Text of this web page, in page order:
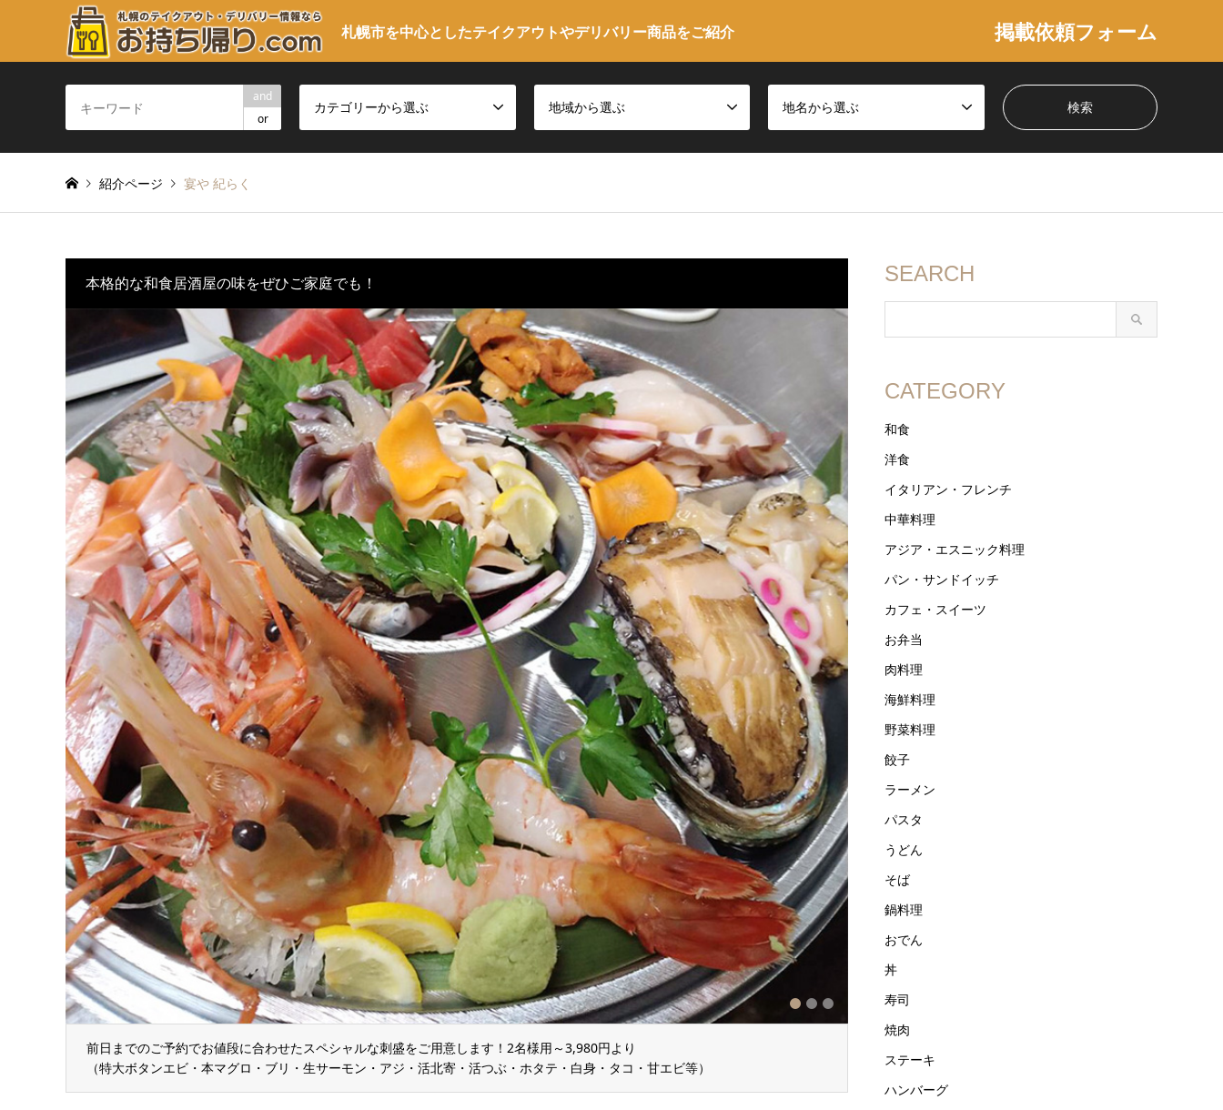
札幌市を中心としたテイクアウトやデリバリー商品をご紹介 掲載依頼フォーム
and
or
カテゴリーから選ぶ 地域から選ぶ 地名から選ぶ
紹介ページ 宴や 紀らく
本格的な和食居酒屋の味をぜひご家庭でも！
前日までのご予約でお値段に合わせたスペシャルな刺盛をご用意します！2名様用～3,980円より
（特大ボタンエビ・本マグロ・ブリ・生サーモン・アジ・活北寄・活つぶ・ホタテ・白身・タコ・甘エビ等）
1 2 3
SEARCH
CATEGORY
和食
洋食
イタリアン・フレンチ
中華料理
アジア・エスニック料理
パン・サンドイッチ
カフェ・スイーツ
お弁当
肉料理
海鮮料理
野菜料理
餃子
ラーメン
パスタ
うどん
そば
鍋料理
おでん
丼
寿司
焼肉
ステーキ
ハンバーグ